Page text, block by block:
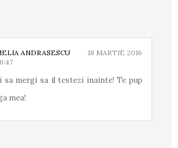
ANDRASESCU
18 MARTIE 2016
sa mergi sa il testezi inainte! Te pup
mea!